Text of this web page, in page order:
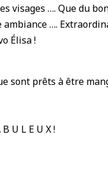
visages …. Que du
….
Élisa !
sont prêts à être
U L E U X !